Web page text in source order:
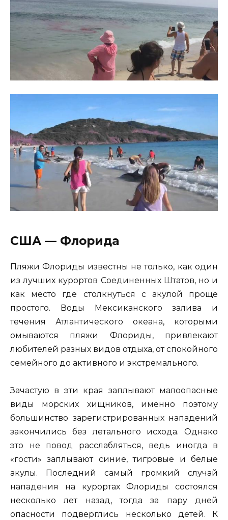
США — Флорида
Пляжи Флориды известны не только, как один
из лучших курортов Соединенных Штатов, но и
как место где столкнуться с акулой проще
простого. Воды Мексиканского залива и
течения Атлантического океана, которыми
омываются пляжи Флориды, привлекают
любителей разных видов отдыха, от спокойного
семейного до активного и экстремального.
Зачастую в эти края заплывают малоопасные
виды морских хищников, именно поэтому
большинство зарегистрированных нападений
закончились без летального исхода. Однако
это не повод расслабляться, ведь иногда в
«гости» заплывают синие, тигровые и белые
акулы. Последний самый громкий случай
нападения на курортах Флориды состоялся
несколько лет назад, тогда за пару дней
опасности подверглись несколько детей. К